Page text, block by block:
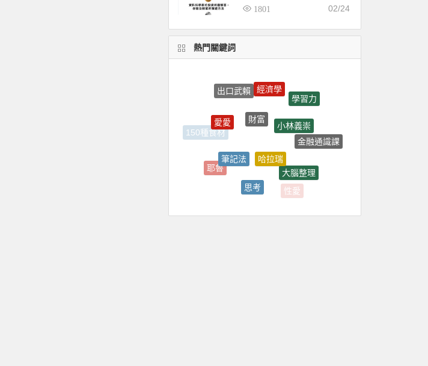
的投資終極解答，存錢及致
1801 02/24
熱門關鍵詞
出口武賴
經濟學
學習力
150種食材
愛愛
金融通識課
耶魯
大腦整理
性愛
人性
思考